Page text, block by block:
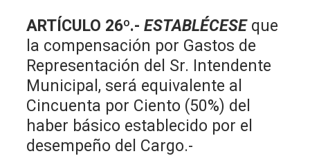
ARTÍCULO 26º.- ESTABLÉCESEque
la compensación por Gastos de
Representación del Sr. Intendente
Municipal, será equivalente al
Cincuenta por Ciento (50%) del
haber básico establecido por el
desempeño del Cargo.-